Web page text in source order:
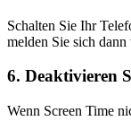
Schalten Sie Ihr
melden Sie sich dann
6. Deaktivieren
Wenn Screen Time